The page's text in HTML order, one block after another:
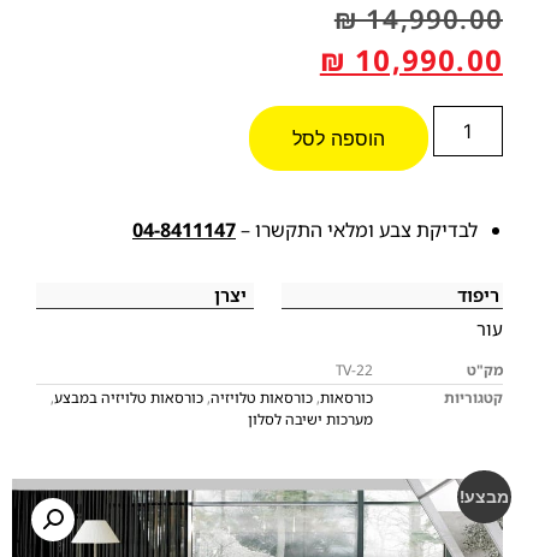
₪14,990.00
₪ 10,990.00
הוספה לסל
לבדיקת צבע ומלאי התקשרו –04-8411147
ריפוד
עור
יצרן
מק"ט
TV-22
קטגוריות
כורסאות, כורסאות טלויזיה, כורסאות טלויזיה במבצע,
מערכות ישיבה לסלון
מבצע!